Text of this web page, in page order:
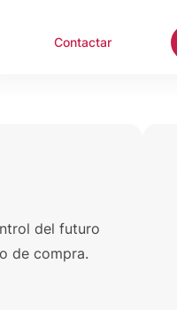
Contactar
del futuro
de compra.